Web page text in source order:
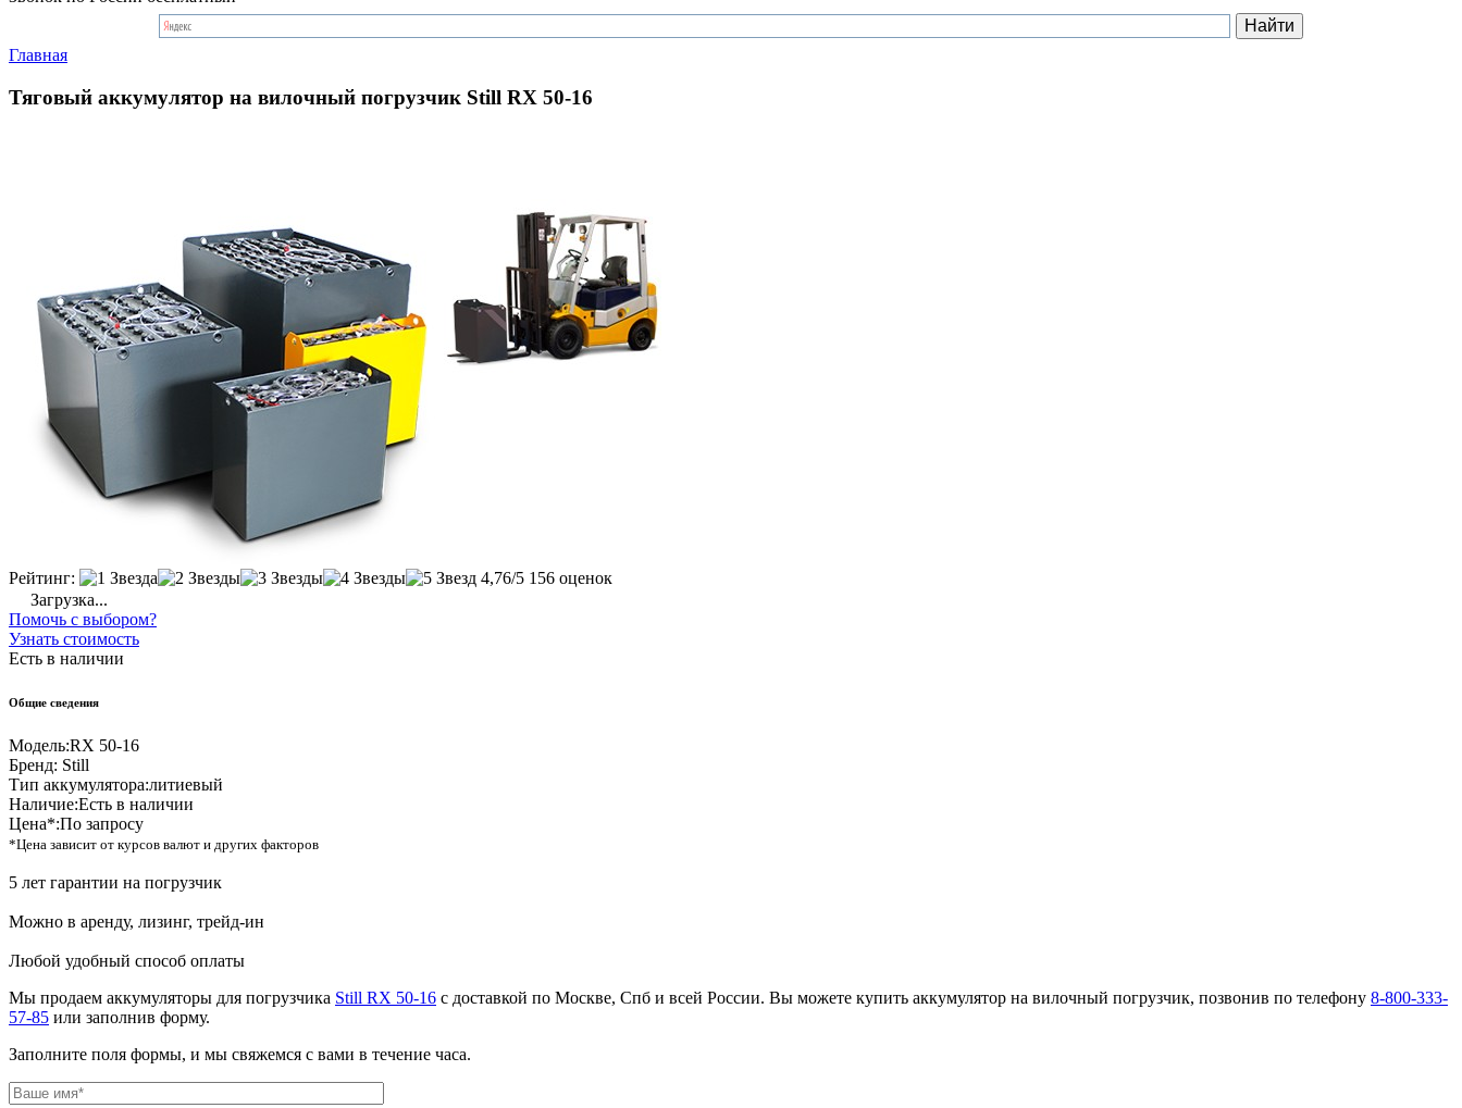
Главная
Тяговый аккумулятор на вилочный погрузчик Still RX 50-16
Рейтинг: 4,76/5 156 оценок
Загрузка...
Помочь с выбором?
Узнать стоимость
Есть в наличии
Общие сведения
Модель:RX 50-16
Бренд: Still
Тип аккумулятора:литиевый
Наличие:Есть в наличии
Цена*:По запросу
*Цена зависит от курсов валют и других факторов
5 лет гарантии на погрузчик
Можно в аренду, лизинг, трейд-ин
Любой удобный способ оплаты
Мы продаем аккумуляторы для погрузчика Still RX 50-16 с доставкой по Москве, Спб и всей России. Вы можете купить аккумулятор на вилочный погрузчик, позвонив по телефону 8-800-333-
57-85 или заполнив форму.
Заполните поля формы, и мы свяжемся с вами в течение часа.